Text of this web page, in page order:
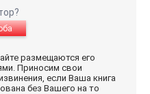
размещаются его
Приносим свои
если Ваша книга
без Вашего на то